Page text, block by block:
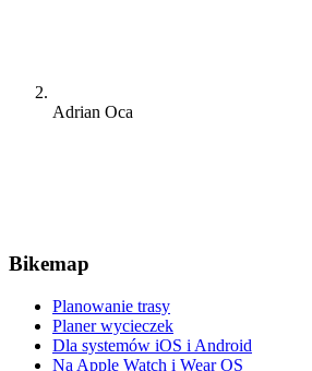
Adrian Oca
Bikemap
Planowanie trasy
Planer wycieczek
Dla systemów iOS i Android
Na Apple Watch i Wear OS